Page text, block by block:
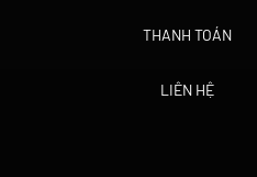
THANH TOÁN
LIÊN HỆ